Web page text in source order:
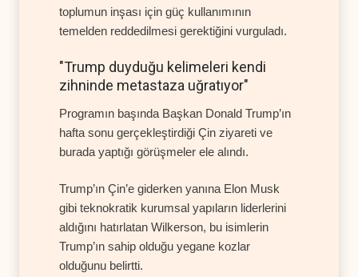
toplumun inşası için güç kullanımının
temelden reddedilmesi gerektiğini vurguladı.
"Trump duyduğu kelimeleri kendi
zihninde metastaza uğratıyor"
Programın başında Başkan Donald Trump’ın
hafta sonu gerçekleştirdiği Çin ziyareti ve
burada yaptığı görüşmeler ele alındı.
Trump’ın Çin’e giderken yanına Elon Musk
gibi teknokratik kurumsal yapıların liderlerini
aldığını hatırlatan Wilkerson, bu isimlerin
Trump’ın sahip olduğu yegane kozlar
olduğunu belirtti.